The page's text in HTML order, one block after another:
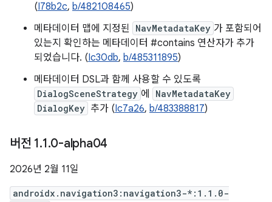
(I78b2c, b/482108465)
메타데이터 맵에 지정된 NavMetadataKey 가 포함되어
있는지 확인하는 메타데이터 #contains 연산자가 추가
되었습니다. (Ic30db, b/485311895)
메타데이터 DSL과 함께 사용할 수 있도록
DialogSceneStrategy 에
NavMetadataKey
DialogKey 추가 (Ic7a26, b/483388817)
버전 1.1.0-alpha04
2026년 2월 11일
androidx.navigation3:navigation3-*:1.1.0-